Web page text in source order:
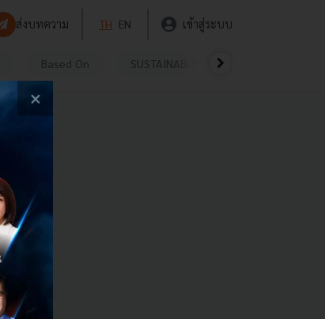
ส่งบทความ TH EN เข้าสู่ระบบ
Based On SUSTAINABLE
×